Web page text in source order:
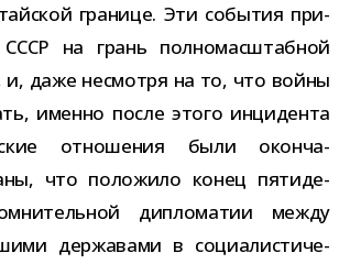
гра­нице. Эти собы­тия при­
на грань пол­но­мас­штаб­ной
даже несмотря на то, что войны
именно после этого инци­дента
отно­ше­ния были окон­ча­
что поло­жило конец пяти­де­
дипло­ма­тии между
дер­жа­вами в соци­а­ли­сти­че­